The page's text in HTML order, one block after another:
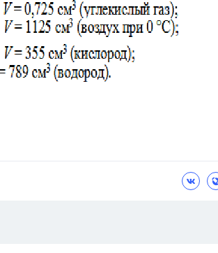
Психология
Отношения,Любовь, Красота,
ПОКАЗАТЬ ВСЕ